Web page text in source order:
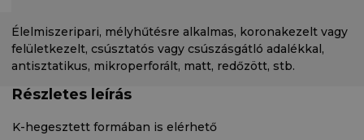
Élelmiszeripari, mélyhűtésre alkalmas, koronakezelt vagy
felületkezelt, csúsztatós vagy csúszásgátló adalékkal,
antisztatikus, mikroperforált, matt, redőzött, stb.
Részletes leírás
K-hegesztett formában is elérhető